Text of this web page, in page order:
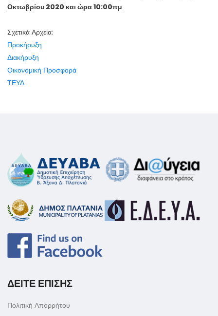
Οκτωβρίου 2020 και ώρα 10:00πμ
Σχετικά Αρχεία:
Προκήρυξη
Διακήρυξη
Οικονομική Προσφορά
ΤΕΥΔ
ΔΕΙΤΕ ΕΠΙΣΗΣ
Πολιτική Απορρήτου